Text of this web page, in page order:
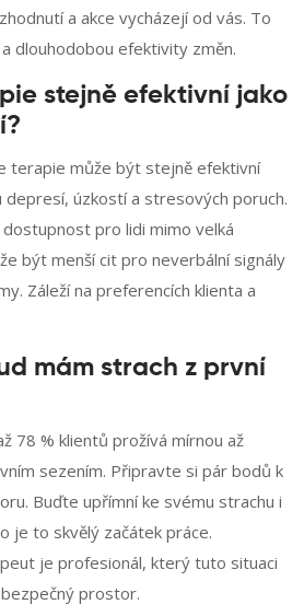
a akce vycházejí od vás. To
dlouhodobou efektivity změn.
stejně efektivní jako
terapie může být stejně efektivní
depresí, úzkostí a stresových poruch.
pro lidi mimo velká
být menší cit pro neverbální signály
Záleží na preferencích klienta a
mám strach z první
78 % klientů prožívá mírnou až
sezením. Připravte si pár bodů k
Buďte upřímní ke svému strachu i
je to skvělý začátek práce.
je profesionál, který tuto situaci
prostor.